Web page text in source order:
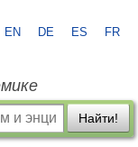
EN DE ES FR
Найти!